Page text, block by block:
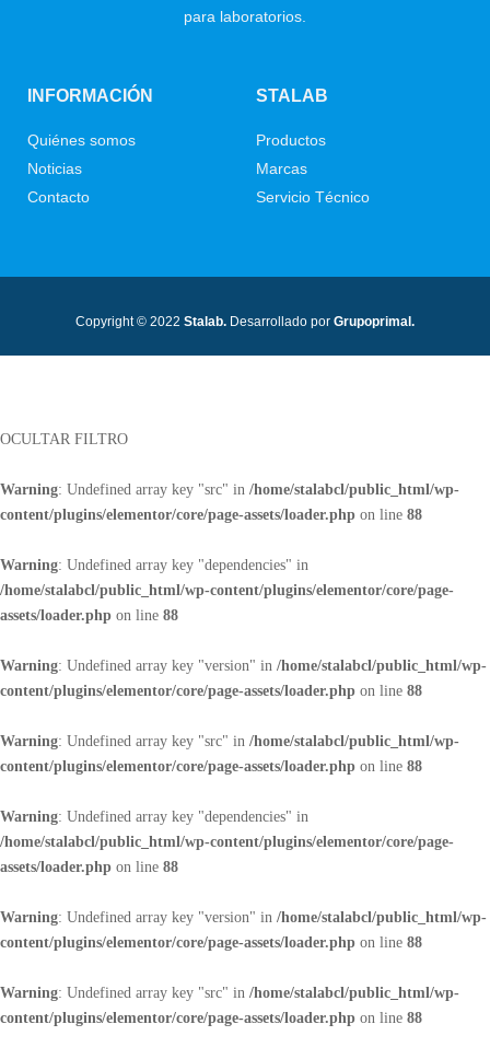
para laboratorios.
INFORMACIÓN
Quiénes somos
Noticias
Contacto
STALAB
Productos
Marcas
Servicio Técnico
Copyright © 2022 Stalab. Desarrollado por Grupoprimal.
OCULTAR FILTRO
Warning: Undefined array key "src" in /home/stalabcl/public_html/wp-
content/plugins/elementor/core/page-assets/loader.php on line 88
Warning: Undefined array key "dependencies" in
/home/stalabcl/public_html/wp-content/plugins/elementor/core/page-
assets/loader.php on line 88
Warning: Undefined array key "version" in /home/stalabcl/public_html/wp-
content/plugins/elementor/core/page-assets/loader.php on line 88
Warning: Undefined array key "src" in /home/stalabcl/public_html/wp-
content/plugins/elementor/core/page-assets/loader.php on line 88
Warning: Undefined array key "dependencies" in
/home/stalabcl/public_html/wp-content/plugins/elementor/core/page-
assets/loader.php on line 88
Warning: Undefined array key "version" in /home/stalabcl/public_html/wp-
content/plugins/elementor/core/page-assets/loader.php on line 88
Warning: Undefined array key "src" in /home/stalabcl/public_html/wp-
content/plugins/elementor/core/page-assets/loader.php on line 88